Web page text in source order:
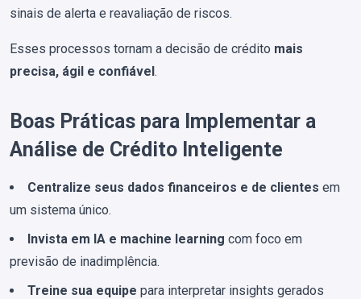
sinais de alerta e reavaliação de riscos.
Esses processos tornam a decisão de crédito mais
precisa, ágil e confiável.
Boas Práticas para Implementar a
Análise de Crédito Inteligente
Centralize seus dados financeiros e de clientes em
um sistema único.
Invista em IA e machine learning com foco em
previsão de inadimplência.
Treine sua equipe para interpretar insights gerados